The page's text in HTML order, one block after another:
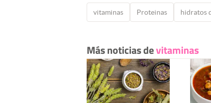
vitaminas Proteinas hidratos
Más noticias devitaminas